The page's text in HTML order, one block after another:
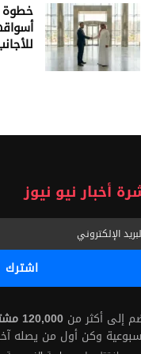
خطوة
أخبار نيو نيوز
إلى أكثر من 120,000 مشترك
وكن أول من يصله آخر